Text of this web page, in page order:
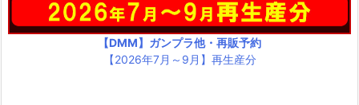
【DMM】ガンプラ他・再販予約
【2026年7月～9月】再生産分